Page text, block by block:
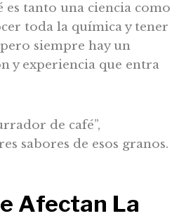
es tanto una ciencia como
toda la química y tener
siempre hay un
y experiencia que entra
de café”,
sabores de esos granos.
Afectan La